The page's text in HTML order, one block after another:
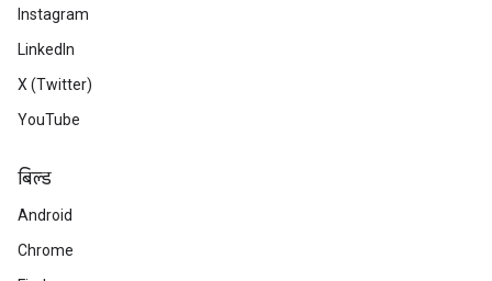
Instagram
LinkedIn
X (Twitter)
YouTube
बिल्ड
Android
Chrome